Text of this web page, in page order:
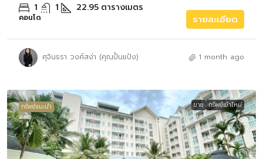
1 1 22.95 ตารางเมตร
คอนโด รายละเอียด
ศุจินธรา วงศ์สง่า (คุณปั้นแป้ง) 1 month ago
ทรัพย์แนะนำ ขาย ทรัพย์เข้าใหม่